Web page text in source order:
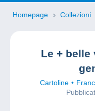
Homepage Collezioni
Le + belle
Cartoline